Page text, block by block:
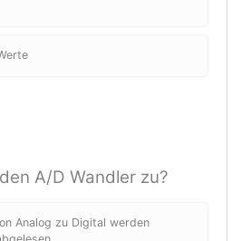
A/D Wandler zu?
Analog zu Digital werden